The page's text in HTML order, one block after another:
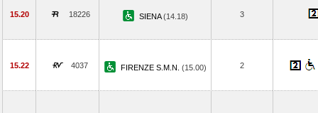
15.20 18226 SIENA(14.18) 3
15.22 4037 FIRENZE S.M.N. (15.00) 2